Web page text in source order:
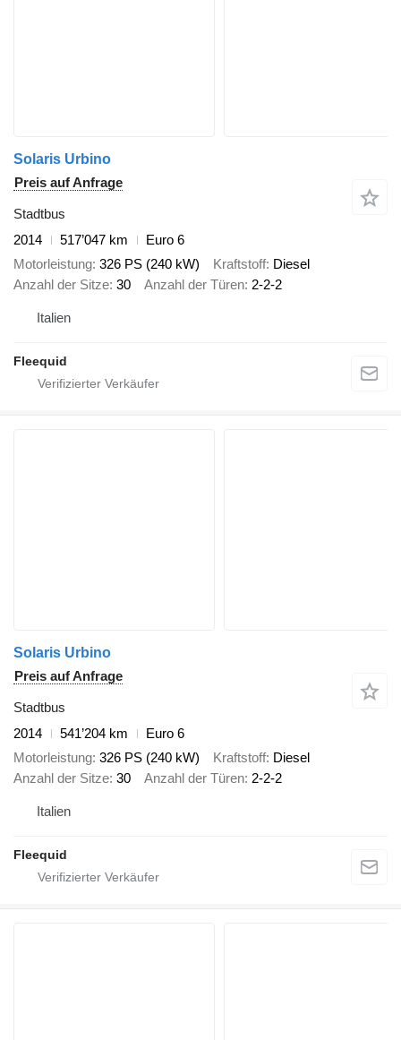
Solaris Urbino
Preis auf Anfrage
Stadtbus
2014
517’047 km
Euro 6
Motorleistung 326 PS (240 kW) Kraftstoff Diesel
Anzahl der Sitze 30 Anzahl der Türen 2-2-2
Italien
Fleequid
Solaris Urbino
Preis auf Anfrage
Stadtbus
2014
541’204 km
Euro 6
Motorleistung 326 PS (240 kW) Kraftstoff Diesel
Anzahl der Sitze 30 Anzahl der Türen 2-2-2
Italien
Fleequid